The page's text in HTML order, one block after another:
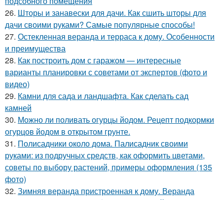
26. Шторы и занавески для дачи. Как сшить шторы для
дачи своими руками? Самые популярные способы!
27. Остекленная веранда и терраса к дому. Особенности
и преимущества
28. Как построить дом с гаражом — интересные
варианты планировки с советами от экспертов (фото и
видео)
29. Камни для сада и ландшафта. Как сделать сад
камней
30. Можно ли поливать огурцы йодом. Рецепт подкормки
огурцов йодом в открытом грунте.
31. Полисадники около дома. Палисадник своими
руками: из подручных средств, как оформить цветами,
советы по выбору растений, примеры оформления (135
фото)
32. Зимняя веранда пристроенная к дому. Веранда